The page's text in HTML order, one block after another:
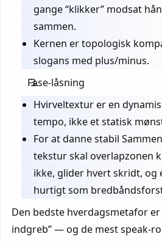
gange “klikker” modsat
sammen.
Kernen er topologisk
slogans med plus/minus.
Fase-låsning
Hvirveltextur er en
tempo, ikke et statisk
For at danne stabil
tekstur skal overlapzonen
ikke, glider hvert skridt, og
hurtigt som
Den bedste hverdagsmetafor er
indgreb” — og de mest speak-